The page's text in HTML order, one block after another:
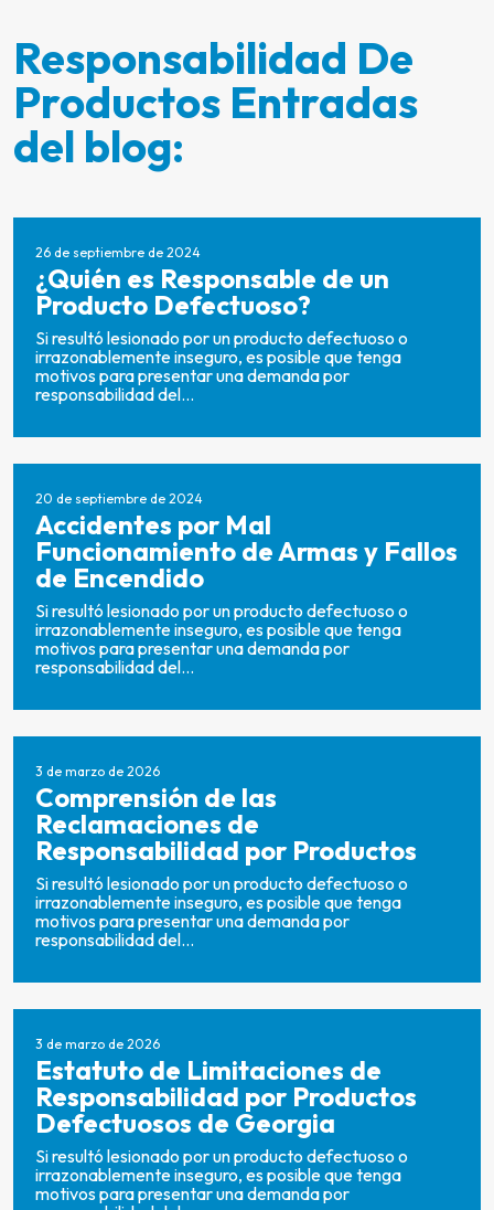
Responsabilidad De
Productos Entradas
del blog:
26 de septiembre de 2024
¿Quién es Responsable de un
Producto Defectuoso?
Si resultó lesionado por un producto defectuoso o
irrazonablemente inseguro, es posible que tenga
motivos para presentar una demanda por
responsabilidad del...
20 de septiembre de 2024
Accidentes por Mal
Funcionamiento de Armas y Fallos
de Encendido
Si resultó lesionado por un producto defectuoso o
irrazonablemente inseguro, es posible que tenga
motivos para presentar una demanda por
responsabilidad del...
3 de marzo de 2026
Comprensión de las
Reclamaciones de
Responsabilidad por Productos
Si resultó lesionado por un producto defectuoso o
irrazonablemente inseguro, es posible que tenga
motivos para presentar una demanda por
responsabilidad del...
3 de marzo de 2026
Estatuto de Limitaciones de
Responsabilidad por Productos
Defectuosos de Georgia
Si resultó lesionado por un producto defectuoso o
irrazonablemente inseguro, es posible que tenga
motivos para presentar una demanda por